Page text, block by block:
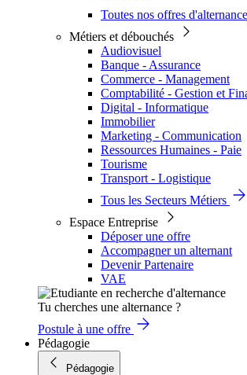
Toutes nos offres d'alternance
Métiers et débouchés
Audiovisuel
Banque - Assurance
Commerce - Management
Comptabilité - Gestion et
Digital - Informatique
Immobilier
Marketing - Communication
Ressources Humaines - Paie
Tourisme
Transport - Logistique
Tous les Secteurs Métiers
Espace Entreprise
Déposer une offre
Accompagner un alternant
Devenir Partenaire
VAE
Tu cherches une alternance ?
Postule à une offre
Pédagogie
Pédagogie